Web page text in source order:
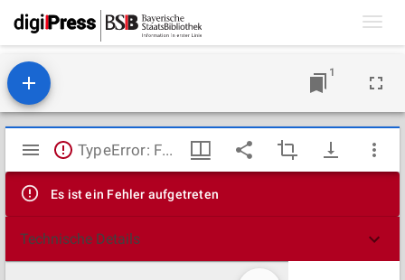
1
Mirador
Viewer
TypeError: Failed to fetch
Es ist ein Fehler aufgetreten
Technische Details